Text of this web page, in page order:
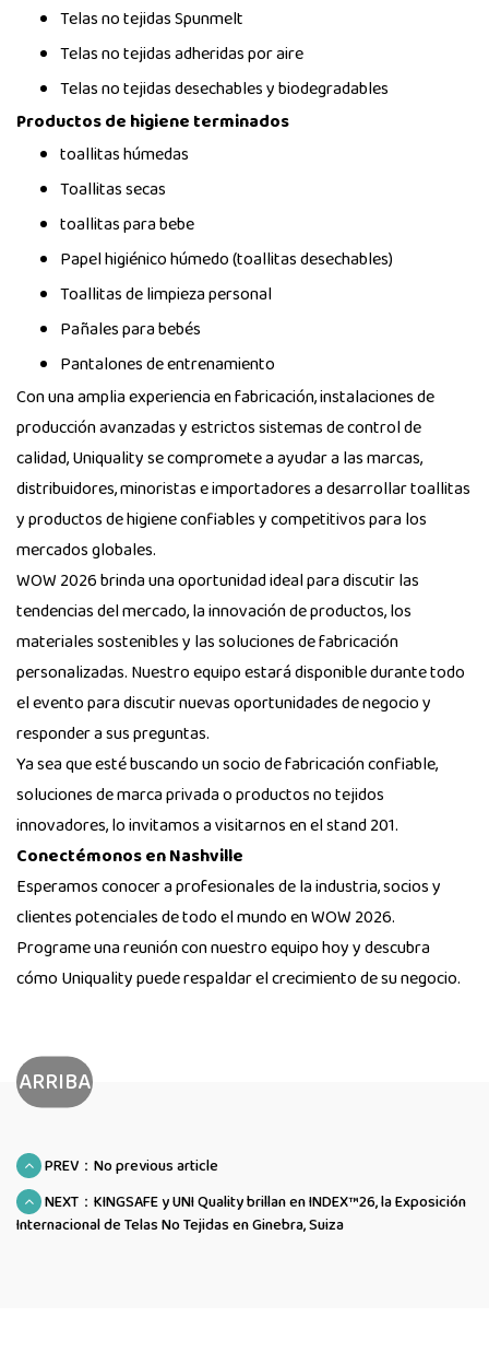
Telas no tejidas Spunmelt
Telas no tejidas adheridas por aire
Telas no tejidas desechables y biodegradables
Productos de higiene terminados
toallitas húmedas
Toallitas secas
toallitas para bebe
Papel higiénico húmedo (toallitas desechables)
Toallitas de limpieza personal
Pañales para bebés
Pantalones de entrenamiento
Con una amplia experiencia en fabricación, instalaciones de
producción avanzadas y estrictos sistemas de control de
calidad, Uniquality se compromete a ayudar a las marcas,
distribuidores, minoristas e importadores a desarrollar toallitas
y productos de higiene confiables y competitivos para los
mercados globales.
WOW 2026 brinda una oportunidad ideal para discutir las
tendencias del mercado, la innovación de productos, los
materiales sostenibles y las soluciones de fabricación
personalizadas. Nuestro equipo estará disponible durante todo
el evento para discutir nuevas oportunidades de negocio y
responder a sus preguntas.
Ya sea que esté buscando un socio de fabricación confiable,
soluciones de marca privada o productos no tejidos
innovadores, lo invitamos a visitarnos en el stand 201.
Conectémonos en Nashville
Esperamos conocer a profesionales de la industria, socios y
clientes potenciales de todo el mundo en WOW 2026.
Programe una reunión con nuestro equipo hoy y descubra
cómo Uniquality puede respaldar el crecimiento de su negocio.
ARRIBA
PREV：No previous article
NEXT：KINGSAFE y UNI Quality brillan en INDEX™26, la Exposición
Internacional de Telas No Tejidas en Ginebra, Suiza